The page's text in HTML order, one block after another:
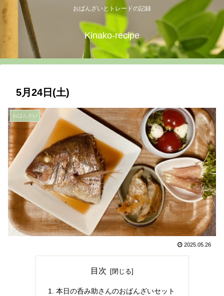
おばんざいとトレードの記録
Kinako-recipe
5月24日(土)
おばんざい
2025.05.26
目次
本日の呑み助さんのおばんざいセット